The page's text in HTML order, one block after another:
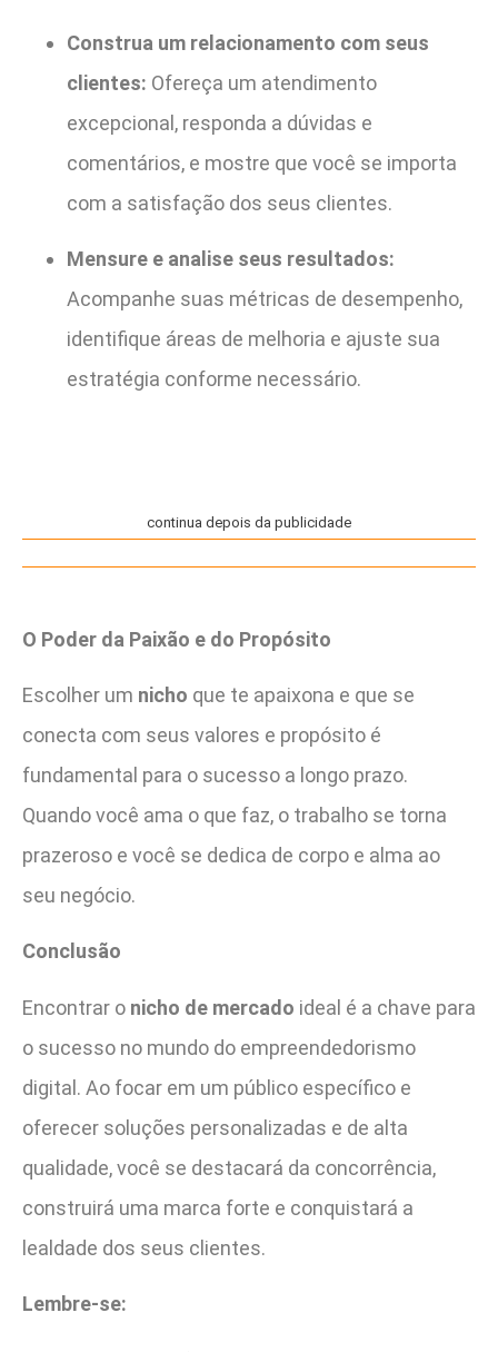
Construa um relacionamento com seus
clientes: Ofereça um atendimento
excepcional, responda a dúvidas e
comentários, e mostre que você se importa
com a satisfação dos seus clientes.
Mensure e analise seus resultados:
Acompanhe suas métricas de desempenho,
identifique áreas de melhoria e ajuste sua
estratégia conforme necessário.
continua depois da publicidade
O Poder da Paixão e do Propósito
Escolher um nicho que te apaixona e que se
conecta com seus valores e propósito é
fundamental para o sucesso a longo prazo.
Quando você ama o que faz, o trabalho se torna
prazeroso e você se dedica de corpo e alma ao
seu negócio.
Conclusão
Encontrar o nicho de mercado ideal é a chave para
o sucesso no mundo do empreendedorismo
digital. Ao focar em um público específico e
oferecer soluções personalizadas e de alta
qualidade, você se destacará da concorrência,
construirá uma marca forte e conquistará a
lealdade dos seus clientes.
Lembre-se: